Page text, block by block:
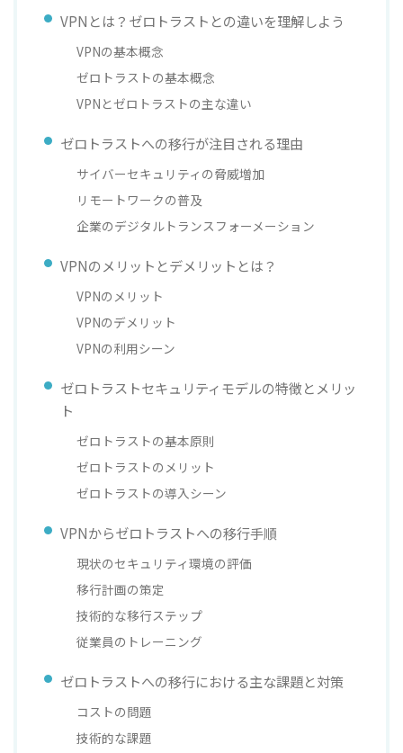
VPNとは？ゼロトラストとの違いを理解しよう
VPNの基本概念
ゼロトラストの基本概念
VPNとゼロトラストの主な違い
ゼロトラストへの移行が注目される理由
サイバーセキュリティの脅威増加
リモートワークの普及
企業のデジタルトランスフォーメーション
VPNのメリットとデメリットとは？
VPNのメリット
VPNのデメリット
VPNの利用シーン
ゼロトラストセキュリティモデルの特徴とメリッ
ト
ゼロトラストの基本原則
ゼロトラストのメリット
ゼロトラストの導入シーン
VPNからゼロトラストへの移行手順
現状のセキュリティ環境の評価
移行計画の策定
技術的な移行ステップ
従業員のトレーニング
ゼロトラストへの移行における主な課題と対策
コストの問題
技術的な課題